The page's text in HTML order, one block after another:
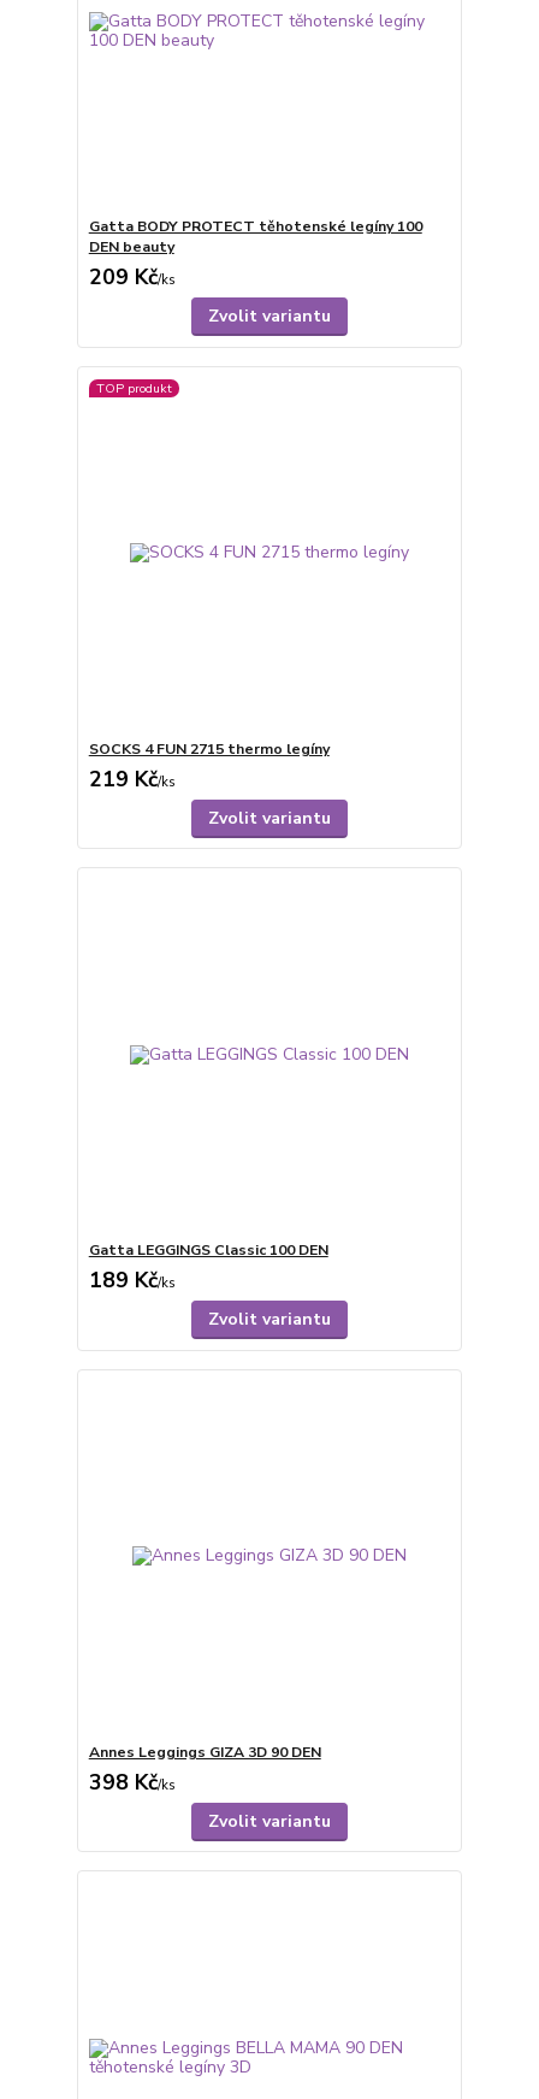
Gatta BODY PROTECT těhotenské legíny 100
DEN beauty
209 Kč/ks
Zvolit variantu
TOP produkt
SOCKS 4 FUN 2715 thermo legíny
219 Kč/ks
Zvolit variantu
Gatta LEGGINGS Classic 100 DEN
189 Kč/ks
Zvolit variantu
Annes Leggings GIZA 3D 90 DEN
398 Kč/ks
Zvolit variantu